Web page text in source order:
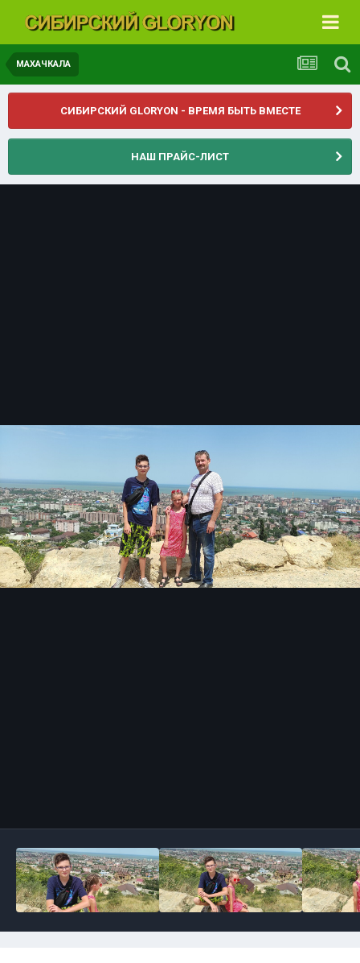
МАХАЧКАЛА
СИБИРСКИЙ GLORYON - ВРЕМЯ БЫТЬ ВМЕСТЕ
НАШ ПРАЙС-ЛИСТ